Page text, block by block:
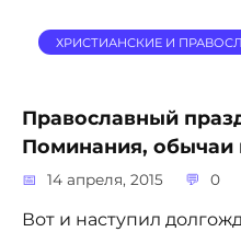
ХРИСТИАНСКИЕ И
Православный
Поминания, обычаи
14 апреля, 2015 0
Вот и наступил